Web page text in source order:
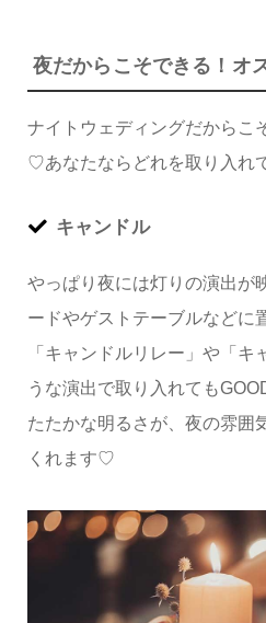
夜だからこそできる！オ
ナイトウェディングだからこ
♡あなたならどれを取り入れ
キャンドル
やっぱり夜には灯りの演出が
ードやゲストテーブルなどに
「キャンドルリレー」や「キ
うな演出で取り入れても
たたかな明るさが、夜の雰囲
くれます♡